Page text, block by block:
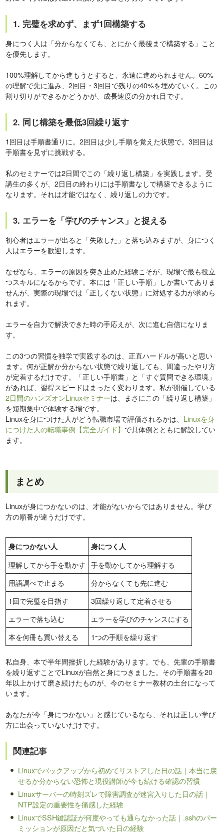
1. 完璧を求めず、まず1回構築する
身につく人は「分からなくても、とにかく最後まで構築する」こと
を優先します。
100%理解してから進もうとすると、永遠に進められません。60%
の理解で先に進み、2回目・3回目で残りの40%を埋めていく。この
割り切りができるかどうかが、成長速度の分かれ目です。
2. 同じ構築を最低3回繰り返す
1回目は手順書通りに。2回目は少し手順を覚えた状態で。3回目は
手順書を見ずに挑戦する。
私のセミナーでは2日間でこの「繰り返し構築」を実践します。受
講生の多くが、2日目の終わりには手順書なしで構築できるように
なります。それは才能ではなく、繰り返しの力です。
3. エラーを「学びのチャンス」と捉える
初心者はエラーが出ると「失敗した」と落ち込みますが、身につく
人はエラーを歓迎します。
なぜなら、エラーの原因を突き止めた経験こそが、現場で最も役立
つスキルになるからです。本には「正しい手順」しか書いてありま
せんが、実際の現場では「正しくない状態」に対処する力が求めら
れます。
エラーを自力で解決できた時の手応えが、次に進む自信になりま
す。
この3つの習慣を独学で実践するのは、正直ハードルが高いと思い
ます。何が正解か分からない状態で繰り返しても、間違ったやり方
が定着するだけです。「正しい手順書」と「すぐ質問できる環境」
があれば、習得スピードはまったく変わります。私が開催している
2日間のハンズオンLinuxセミナーは、まさにこの「繰り返し構築」
を短期集中で体験する場です。
Linuxを身につけた人がどう転職市場で評価されるかは、 Linuxを身
につけた人の転職事例【完全ガイド】 で具体例とともに解説してい
ます。
まとめ
Linuxが身につかないのは、才能がないからではありません。学び
方の順番が違うだけです。
身につかない人 身につく人
理解してから手を動かす 手を動かしてから理解する
用語調べで止まる
分からなくても先に進む
1回で完璧を目指す
3回繰り返して定着させる
エラーで落ち込む
エラーを学びのチャンスにする
本を何冊も買い替える
1つの手順を繰り返す
私自身、本で半年間挫折した経験があります。でも、先輩の手順書
を繰り返すことでLinuxが自然と身につきました。その手順書を20
年以上かけて磨き続けたものが、今のセミナー教材の土台になって
います。
あなたが今「身につかない」と感じているなら、それは正しい学び
方に出会っていないだけです。
関連記事
Linuxでバックアップから初めてリストアした日の話｜本当に戻
せるか分からない恐怖と現役講師が今も続ける確認の習慣
Linuxサーバーの時刻ズレで障害調査が迷宮入りした日の話｜
NTP設定の重要性を痛感した経験
LinuxでSSH鍵認証が何度やっても通らなかった話｜.sshのパー
ミッションが原因だと気づいた日の経験